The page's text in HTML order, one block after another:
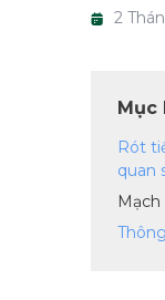
2
Mục
Rót
quan